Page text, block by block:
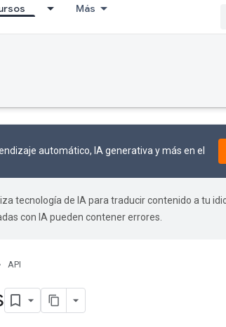
Más
automático, IA generativa y más en el
tecnología de IA para traducir contenido a tu
con IA pueden contener errores.
API